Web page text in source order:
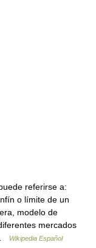
referirse a:
o límite de un
modelo de
mercados
Wikipedia Español